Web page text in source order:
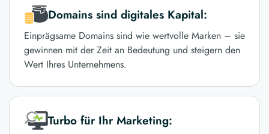
Domains sind digitales Kapital:
Einprägsame Domains sind wie wertvolle Marken – sie
gewinnen mit der Zeit an Bedeutung und steigern den
Wert Ihres Unternehmens.
Turbo für Ihr Marketing: